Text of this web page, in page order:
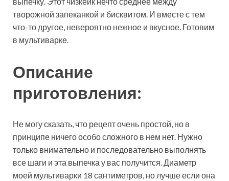
творожной запеканкой и бисквитом. И вместе с тем
что-то другое, невероятно нежное и вкусное. Готовим
в мультиварке.
Описание
приготовления:
Не могу сказать, что рецепт очень простой, но в
принципе ничего особо сложного в нем нет. Нужно
только внимательно и последовательно выполнять
все шаги и эта выпечка у вас получится. Диаметр
моей мультиварки 18 сантиметров, но лучше если она